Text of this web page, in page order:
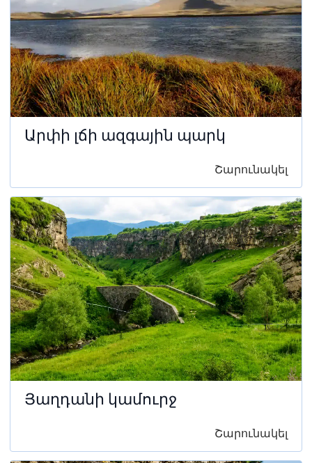
Արփի լճի ազգային պարկ
Շարունակել
Յաղդանի կամուրջ
Շարունակել